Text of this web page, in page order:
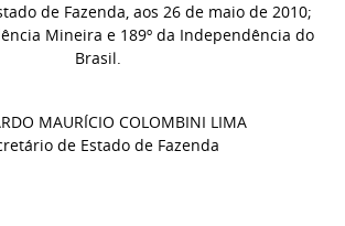
de Fazenda, aos 26 de maio de 2010;
Mineira e 189º da Independência do
Brasil.
MAURÍCIO COLOMBINI LIMA
de Estado de Fazenda